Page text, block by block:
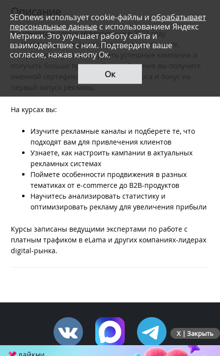
Описание
Вы узнаете о самых эффективных в 2023 году
инструментах и подходах к рекламе в интернете,
которые помогут вам запускать успешные кампании и
получать больше продаж. После обучения вы получите
именной сертификат об окончании курса и бонус на
первый запуск рекламы.
На курсах вы:
Изучите рекламные каналы и подберете те, что
подходят вам для привлечения клиентов
Узнаете, как настроить кампании в актуальных
рекламных системах
Поймете особенности продвижения в разных
тематиках от e-commerce до B2B-продуктов
Научитесь анализировать статистику и
оптимизировать рекламу для увеличения прибыли
Курсы записаны ведущими экспертами по работе с
платным трафиком в eLama и других компаниях-лидерах
digital-рынка.
X | Закрыть
SEOnews использует cookie-файлы и обрабатывает
персональные данные с использованием Яндекс
Метрики. Это улучшает работу сайта и
взаимодействие с ним. Подтвердите ваше
согласие, нажав кнопу Ок.
Ок